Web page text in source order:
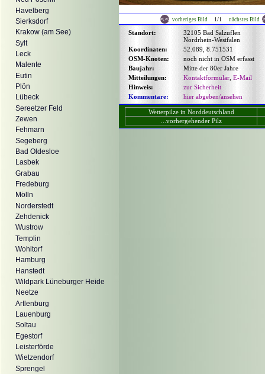
Havelberg
Sierksdorf
Krakow (am See)
Sylt
Leck
Malente
Eutin
Plön
Lübeck
Sereetzer Feld
Zewen
Fehmarn
Segeberg
Bad Oldesloe
Lasbek
Grabau
Fredeburg
Mölln
Norderstedt
Zehdenick
Wustrow
Templin
Wohltorf
Hamburg
Hanstedt
Wildpark Lüneburger Heide
Neetze
Artlenburg
Lauenburg
Soltau
Egestorf
Leisterförde
Wietzendorf
Sprengel
vorheriges Bild 1/1 nächstes Bild
Standort:
32105 Bad Salzuflen
Nordrhein-Westfalen
Koordinaten:
52.089, 8.751531
OSM-Knoten:
noch nicht in OSM erfasst
Baujahr:
Mitte der 80er Jahre
Mitteilungen:
Kontaktformular E-Mail
Hinweis:
zur Sicherheit
Kommentare:
hier abgeben/ansehen
Wetterpilze in Norddeutschland
...vorhergehender Pilz